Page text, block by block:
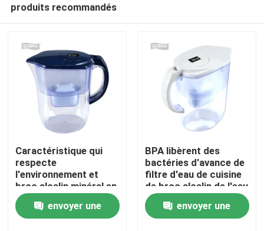
produits recommandés
Caractéristique qui
respecte
l'environnement et
broc alcalin minéral en
plastique de filtre
d'eau
envoyer une
BPA libèrent des
bactéries d'avance de
filtre d'eau de cuisine
de broc alcalin de l'eau
d'Ionizer
envoyer une